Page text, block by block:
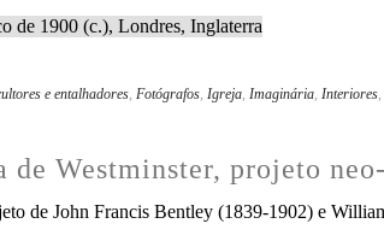
e entalhadores Fotógrafos Igreja Imaginária Interiores
Westminster, projeto
de John Francis Bentley (1839-1902) e